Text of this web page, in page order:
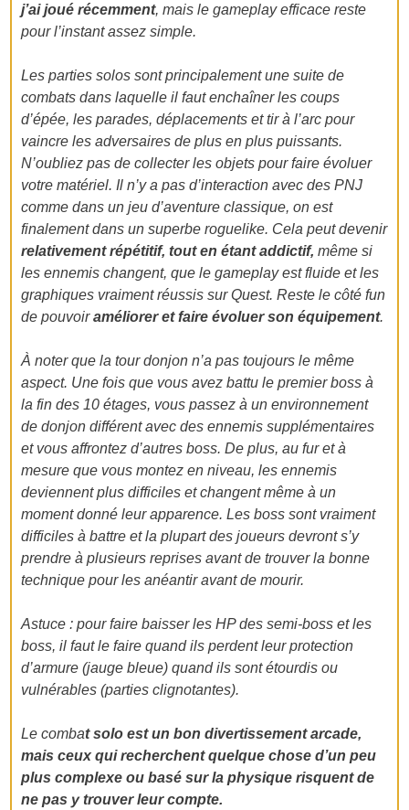
j’ai joué récemment, mais le gameplay efficace reste
pour l’instant assez simple.
Les parties solos sont principalement une suite de
combats dans laquelle il faut enchaîner les coups
d’épée, les parades, déplacements et tir à l’arc pour
vaincre les adversaires de plus en plus puissants.
N’oubliez pas de collecter les objets pour faire évoluer
votre matériel. Il n’y a pas d’interaction avec des PNJ
comme dans un jeu d’aventure classique, on est
finalement dans un superbe roguelike. Cela peut devenir
relativement répétitif, tout en étant addictif, même si
les ennemis changent, que le gameplay est fluide et les
graphiques vraiment réussis sur Quest. Reste le côté fun
de pouvoiraméliorer et faire évoluer son équipement.
À noter que la tour donjon n’a pas toujours le même
aspect. Une fois que vous avez battu le premier boss à
la fin des 10 étages, vous passez à un environnement
de donjon différent avec des ennemis supplémentaires
et vous affrontez d’autres boss. De plus, au fur et à
mesure que vous montez en niveau, les ennemis
deviennent plus difficiles et changent même à un
moment donné leur apparence. Les boss sont vraiment
difficiles à battre et la plupart des joueurs devront s’y
prendre à plusieurs reprises avant de trouver la bonne
technique pour les anéantir avant de mourir.
Astuce : pour faire baisser les HP des semi-boss et les
boss, il faut le faire quand ils perdent leur protection
d’armure (jauge bleue) quand ils sont étourdis ou
vulnérables (parties clignotantes).
Le combat solo est un bon divertissement arcade,
mais ceux qui recherchent quelque chose d’un peu
plus complexe ou basé sur la physique risquent de
ne pas y trouver leur compte.